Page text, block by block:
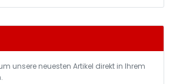
unsere neuesten Artikel direkt in Ihrem